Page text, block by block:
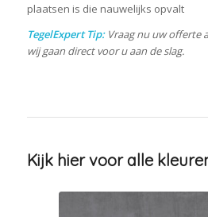
plaatsen is die nauwelijks opvalt
TegelExpert Tip: Vraag nu uw offerte
wij gaan direct voor u aan de slag.
Kijk hier voor alle